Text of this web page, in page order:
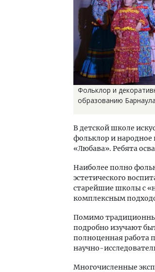
Фольклор и
образованию Барнаула
В детской школе
фольклор и народное
«Любава». Ребята
Наиболее полно
эстетического
старейшие школы с
комплексным
Помимо
подробно изучают
полноценная работа
научно-
Многочисленные